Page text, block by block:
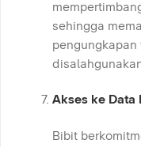
sehingga
Akses ke Data
Bibit